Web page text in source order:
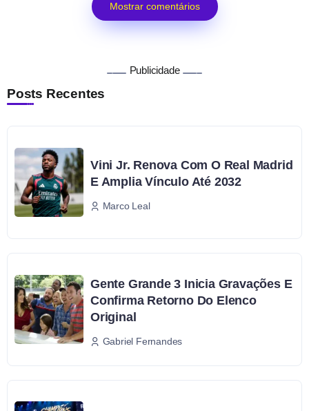
Mostrar comentários
Publicidade
Posts Recentes
Vini Jr. Renova Com O Real Madrid
E Amplia Vínculo Até 2032
Marco Leal
Gente Grande 3 Inicia Gravações E
Confirma Retorno Do Elenco
Original
Gabriel Fernandes